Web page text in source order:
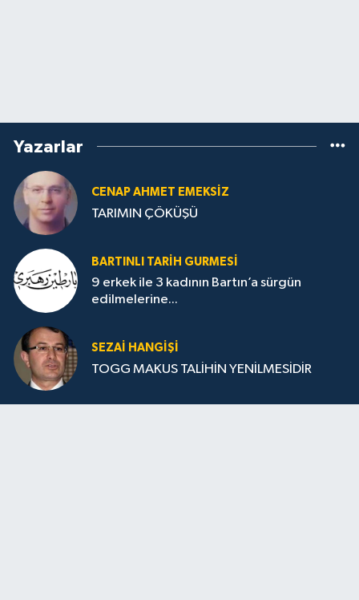
Yazarlar
CENAP AHMET EMEKSİZ
TARIMIN ÇÖKÜŞÜ
BARTINLI TARIH GURMESI
9 erkek ile 3 kadının Bartın’a sürgün
edilmelerine...
SEZAI HANGİŞİ
TOGG MAKUS TALİHİN YENİLMESİDİR